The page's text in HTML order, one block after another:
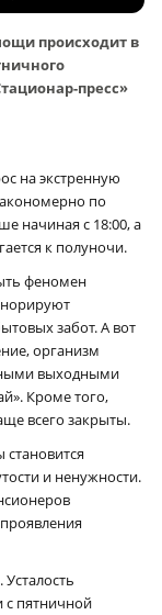
происходит в
пресс»
на экстренную
по
начиная с 18:00, а
к полуночи.
феномен
забот. А вот
организм
выходными
Кроме того,
всего закрыты.
и ненужности.
с пятничной